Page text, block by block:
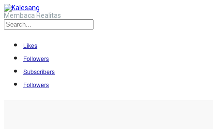
Membaca Realitas
Likes
Followers
Subscribers
Followers